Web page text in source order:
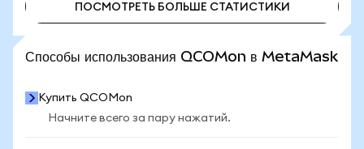
ПОСМОТРЕТЬ БОЛЬШЕ СТАТИСТИКИ
Способы использования QCOMon в MetaMask
Купить QCOMon
Начните всего за пару нажатий.